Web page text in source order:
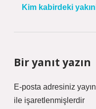
Kim kabirdeki
Bir yanıt yazın
E-posta adresiniz
ile işaretlenmişlerdir